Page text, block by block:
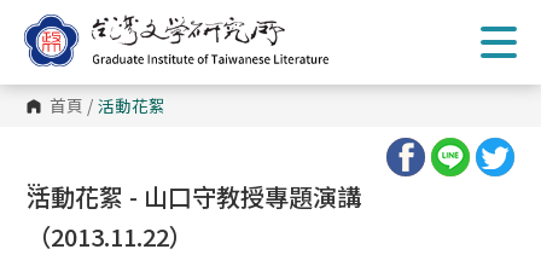
到
主
內
容 首頁 / 活動花絮
:::
活動花絮 - 山口守教授專題演講
（2013.11.22）